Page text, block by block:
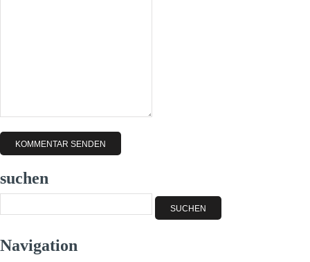
suchen
Navigation